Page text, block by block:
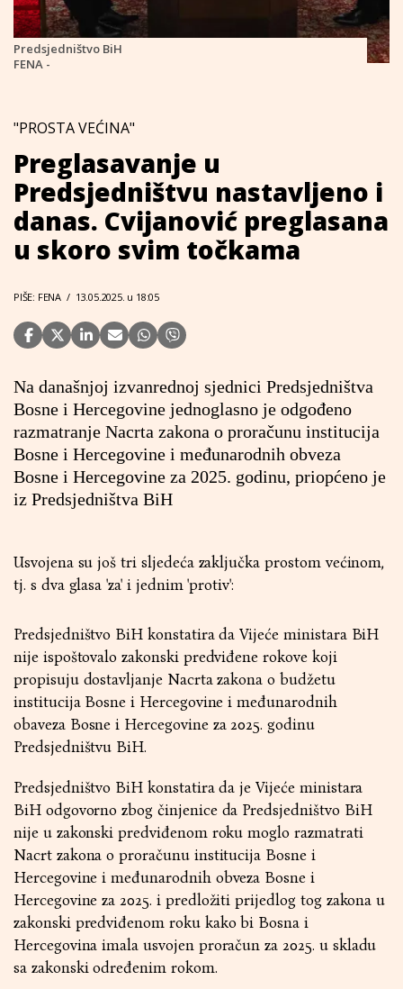
Predsjedništvo BiH
FENA -
"PROSTA VEĆINA"
Preglasavanje u
Predsjedništvu nastavljeno i
danas. Cvijanović preglasana
u skoro svim točkama
PIŠE: FENA / 13.05.2025. u 18:05
Na današnjoj izvanrednoj sjednici Predsjedništva
Bosne i Hercegovine jednoglasno je odgođeno
razmatranje Nacrta zakona o proračunu instituciја
Bоsnе i Hеrcеgоvinе i mеđunаrоdnih оbvеzа
Bоsnе i Hеrcеgоvinе zа 2025. gоdinu, priopćeno je
iz Predsjedništva BiH
Usvojena su još tri sljedeća zaključka prostom većinom,
tj. s dva glasa 'za' i jednim 'protiv':
Predsjedništvo BiH konstatira da Vijeće ministara BiH
nije ispoštovalo zakonski predviđene rokove koji
propisuju dostavljanje Nacrta zakona o budžetu
institucija Bosne i Hercegovine i međunarodnih
obaveza Bosne i Hercegovine za 2025. godinu
Predsjedništvu BiH.
Predsjedništvo BiH konstatira da je Vijeće ministara
BiH odgovorno zbog činjenice da Predsjedništvo BiH
nije u zakonski predviđenom roku moglo razmatrati
Nacrt zakona o proračunu institucija Bosne i
Hercegovine i međunarodnih obveza Bosne i
Hercegovine za 2025. i predložiti prijedlog tog zakona u
zakonski predviđenom roku kako bi Bosna i
Hercegovina imala usvojen proračun za 2025. u skladu
sa zakonski određenim rokom.